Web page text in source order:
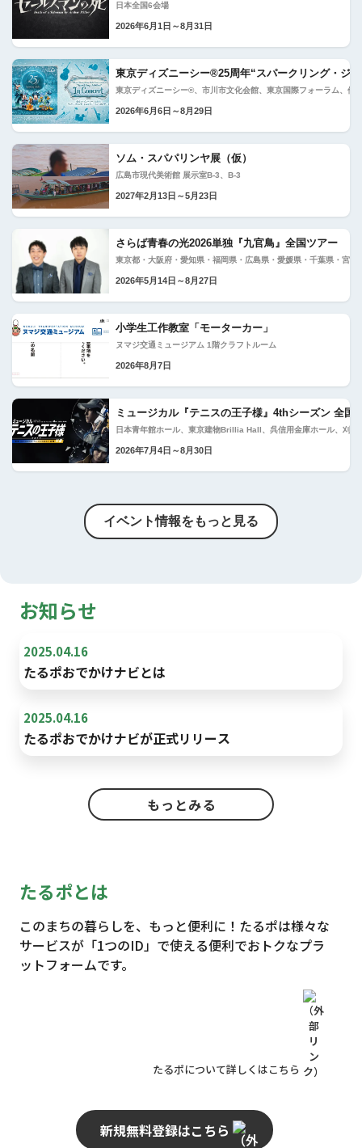
日本全国6会場
2026年6月1日～8月31日
東京ディズニーシー®25周年“スパークリング・ジ
東京ディズニーシー®、市川市文化会館、東京国際フォーラム、他
2026年6月6日～8月29日
ソム・スパパリンヤ展（仮）
広島市現代美術館 展示室B-3、B-3
2027年2月13日～5月23日
さらば青春の光2026単独『九官鳥』全国ツアー
東京都・大阪府・愛知県・福岡県・広島県・愛媛県・千葉県・宮
2026年5月14日～8月27日
小学生工作教室「モーターカー」
ヌマジ交通ミュージアム 1階クラフトルーム
2026年8月7日
ミュージカル『テニスの王子様』4thシーズン 全国
日本青年館ホール、東京建物Brillia Hall、呉信用金庫ホール、刈
2026年7月4日～8月30日
イベント情報をもっと見る
お知らせ
2025.04.16
たるポおでかけナビとは
2025.04.16
たるポおでかけナビが正式リリース
もっとみる
たるポとは
このまちの暮らしを、もっと便利に！たるポは様々な
サービスが「1つのID」で使える便利でおトクなプラ
ットフォームです。
たるポについて詳しくはこちら
新規無料登録はこちら